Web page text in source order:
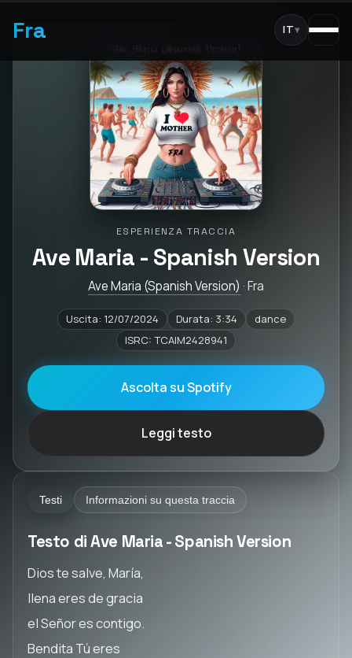
Fra IT▾
ESPERIENZA TRACCIA
Ave Maria - Spanish Version
Ave Maria (Spanish Version) · Fra
Uscita: 12/07/2024 Durata: 3:34
dance
ISRC: TCAIM2428941
Ascolta su Spotify
Leggi testo
Testi Informazioni su questa traccia
Testo di Ave Maria - Spanish Version
Dios te salve, María,
llena eres de gracia
el Señor es contigo.
Bendita Tú eres